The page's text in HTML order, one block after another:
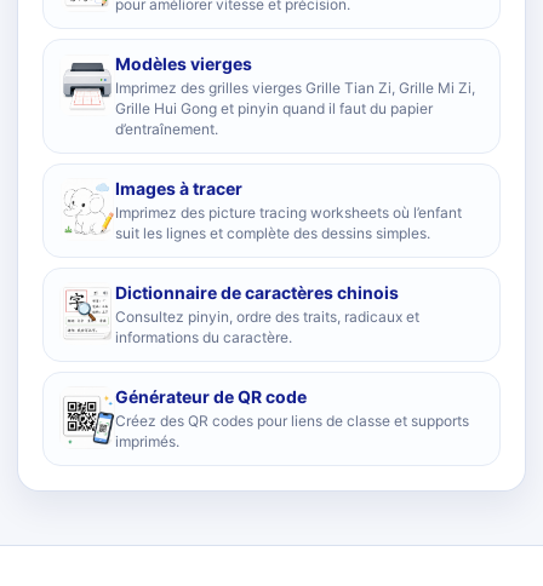
pour améliorer vitesse et précision.
Modèles vierges
Imprimez des grilles vierges Grille Tian Zi, Grille Mi Zi,
Grille Hui Gong et pinyin quand il faut du papier
d’entraînement.
Images à tracer
Imprimez des picture tracing worksheets où l’enfant
suit les lignes et complète des dessins simples.
Dictionnaire de caractères chinois
Consultez pinyin, ordre des traits, radicaux et
informations du caractère.
Générateur de QR code
Créez des QR codes pour liens de classe et supports
imprimés.